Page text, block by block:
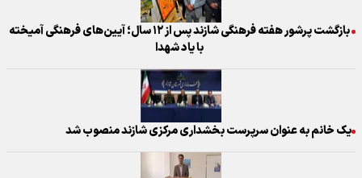
بازگشت پرشور هفته فرهنگی شازند پس از ۱۲ سال؛ آیین‌های فرهنگی آمیخته
با یاد شهدا
یک خانم به عنوان سرپرست بخشداری مرکزی شازند منصوب شد